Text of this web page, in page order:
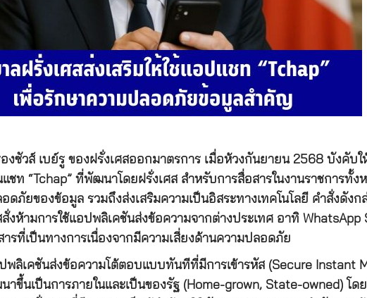
งซัวส์ เบย์รู ของฝรั่งเศสออกมาตรการ เมื่อห้วงกันยายน 2568 บังคับใ
ชท “Tchap” ที่พัฒนาโดยฝรั่งเศส สำหรับการสื่อสารในงานราชการทั้ง
ภัยของข้อมูล รวมถึงส่งเสริมความเป็นอิสระทางเทคโนโลยี คำสั่งดังก
งห้ามการใช้แอปพลิเคชันส่งข้อความจากต่างประเทศ อาทิ WhatsApp
ารที่เป็นทางการเนื่องจากมีความเสี่ยงด้านความปลอดภัย
อปพลิเคชันส่งข้อความโต้ตอบแบบทันทีที่มีการเข้ารหัส (Secure Instant
ขึ้นเป็นการภายในและเป็นของรัฐ (Home-grown, State-owned) โดย